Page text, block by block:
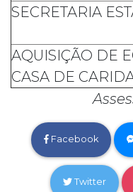
SECRETARIA
AQUISIÇÃO DE
CASA DE
Facebook
Twitter